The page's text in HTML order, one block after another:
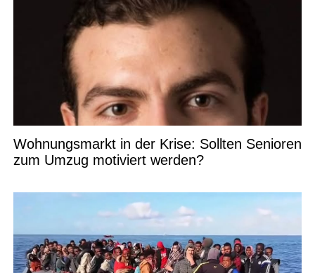
Wohnungsmarkt in der Krise: Sollten Senioren
zum Umzug motiviert werden?